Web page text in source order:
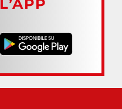
L’APP